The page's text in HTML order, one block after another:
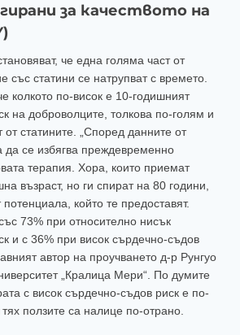
за качеството на
че една голяма част от
със статини се натрупват с времето.
колкото по-висок е 10-годишният
на доброволците, толкова по-голям и
статините. „Според данните от
да се избягва преждевременно
терапия. Хора, които приемат
възраст, но ги спират на 80 години,
потенциала, който те предоставят.
73% при относително нисък
и с 36% при висок сърдечно-съдов
автор на проучването д-р Рунгуо
„Кралица Мери“. По думите
с висок сърдечно-съдов риск е по-
ползите са налице по-отрано.